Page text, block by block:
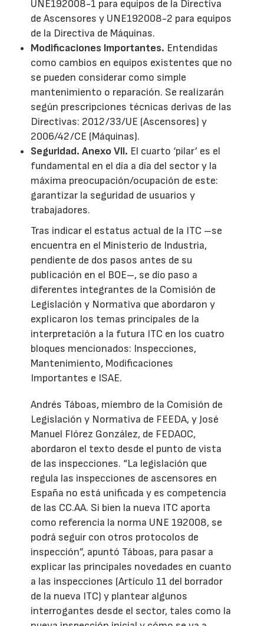
UNE192008-1 para equipos de la Directiva
de Ascensores y UNE192008-2 para equipos
de la Directiva de Máquinas.
Modificaciones Importantes. Entendidas
como cambios en equipos existentes que no
se pueden considerar como simple
mantenimiento o reparación. Se realizarán
según prescripciones técnicas derivas de las
Directivas: 2012/33/UE (Ascensores) y
2006/42/CE (Máquinas).
Seguridad. Anexo VII. El cuarto ‘pilar’ es el
fundamental en el día a día del sector y la
máxima preocupación/ocupación de este:
garantizar la seguridad de usuarios y
trabajadores.
Tras indicar el estatus actual de la ITC –se
encuentra en el Ministerio de Industria,
pendiente de dos pasos antes de su
publicación en el BOE–, se dio paso a
diferentes integrantes de la Comisión de
Legislación y Normativa que abordaron y
explicaron los temas principales de la
interpretación a la futura ITC en los cuatro
bloques mencionados: Inspecciones,
Mantenimiento, Modificaciones
Importantes e ISAE.
Andrés Táboas, miembro de la Comisión de
Legislación y Normativa de FEEDA, y José
Manuel Flórez González, de FEDAOC,
abordaron el texto desde el punto de vista
de las inspecciones. “La legislación que
regula las inspecciones de ascensores en
España no está unificada y es competencia
de las CC.AA. Si bien la nueva ITC aporta
como referencia la norma UNE 192008, se
podrá seguir con otros protocolos de
inspección”, apuntó Táboas, para pasar a
explicar las principales novedades en cuanto
a las inspecciones (Artículo 11 del borrador
de la nueva ITC) y plantear algunos
interrogantes desde el sector, tales como la